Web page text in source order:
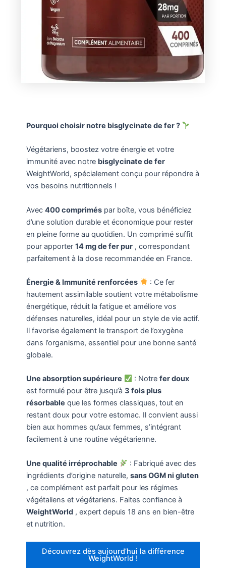
Pourquoi choisir notre bisglycinate de fer ?
Végétariens, boostez votre énergie et votre
immunité avec notre bisglycinate de fer
WeightWorld, spécialement conçu pour répondre à
vos besoins nutritionnels !
Avec 400 compriméspar boîte, vous bénéficiez
d’une solution durable et économique pour rester
en pleine forme au quotidien. Un comprimé suffit
pour apporter 14 mg de fer pur, correspondant
parfaitement à la dose recommandée en France.
Énergie & Immunité renforcées
: Ce fer
hautement assimilable soutient votre métabolisme
énergétique, réduit la fatigue et améliore vos
défenses naturelles, idéal pour un style de vie actif.
Il favorise également le transport de l’oxygène
dans l’organisme, essentiel pour une bonne santé
globale.
Une absorption supérieure : Notrefer doux
est formulé pour être jusqu’à 3 fois plus
résorbable que les formes classiques, tout en
restant doux pour votre estomac. Il convient aussi
bien aux hommes qu’aux femmes, s’intégrant
facilement à une routine végétarienne.
Une qualité irréprochable
: Fabriqué avec des
ingrédients d’origine naturelle, sans OGM ni gluten
, ce complément est parfait pour les régimes
végétaliens et végétariens. Faites confiance à
WeightWorld, expert depuis 18 ans en bien-être
et nutrition.
Découvrez dès aujourd’hui la différence
WeightWorld !